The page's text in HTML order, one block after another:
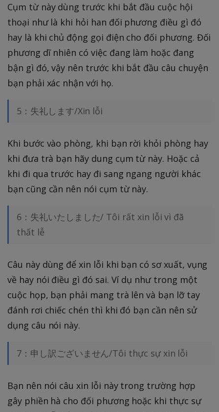
Cụm từ này dùng trước khi bắt đầu cuộc hội
thoại như là khi hỏi han đối phương điều gì đó
hay là khi chủ động gọi điện cho đối phương. Đối
phương dĩ nhiên có việc đang làm hoặc đang
bận gì đó, vậy nên trước khi bắt đầu câu chuyện
bạn phải xác nhận với họ.
5：失礼します/Xin lỗi
Khi bước vào phòng, khi bạn rời khỏi phòng hay
khi đưa trà bạn hãy dung cụm từ này. Hoặc cả
khi đi qua trước hay đi sang ngang người khác
bạn cũng cần nên nói cụm từ này.
6：失礼いたしました/ Tôi rất xin lỗi vì đã
thất lễ
Câu này dùng để xin lỗi khi bạn có sơ xuất, vụng
về hay nói điều gì đó sai. Ví dụ như trong một
cuộc họp, bạn phải mang trà lên và bạn lỡ tay
đánh rơi chiếc chén thì khi đó bạn cần nên sử
dụng câu nói này.
7：申し訳ございません/Tôi thực sự xin lỗi
Bạn nên nói câu xin lỗi này trong trường hợp
gây phiền hà cho đối phương hoặc khi thực sự